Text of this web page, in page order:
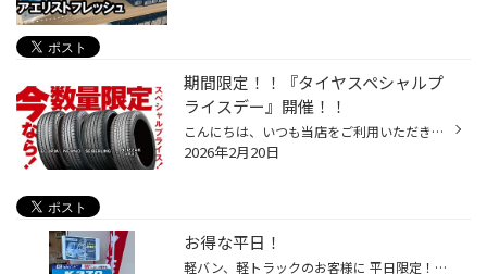
期間限定！！『タイヤスペシャルプ
ライスデー』開催！！
こんにちは、いつも当店をご利用いただきましてありがとうございます。 2/20(金)～3/1(日)まで、コクピット・タイヤ館におきまして、 期間限定！ サイズ限定！！ 数量限定！！！ お得にお買い求めいただける、「タイヤスペシャルプライスデー」がスタートします！ お得なタイヤのご紹介！！ ワゴンR...
2026年2月20日
お得な平日！
軽バン、軽トラックのお客様に 平日限定！ お得な工賃コミコミ4本セット価格のご案内です タイヤはブリヂストンK370 145/80R12 80N 当店指定製造年のアウトレット品となります ご来店の際にはWEBを見たとスタッフにお伝えください 皆様のご来店お待ちしております！！